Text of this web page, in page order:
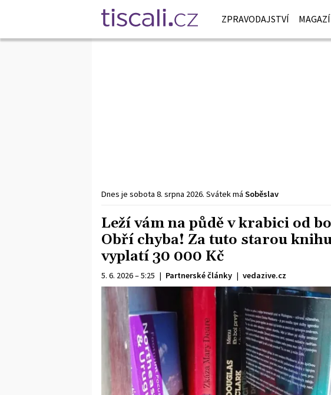
ZPRAVODAJSTVÍ
Dnes je sobota 8. srpna 2026. Svátek má Soběslav
Leží vám na půdě v krabici od
Obří chyba! Za tuto starou
vyplatí 30 000 Kč
5. 6. 2026 – 5:25 | Partnerské články | vedazive.cz